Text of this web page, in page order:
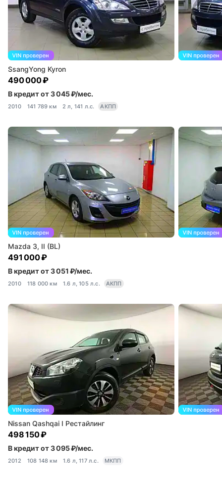
SsangYong Kyron
490 000 ₽
В кредит от 3 045 ₽/мес.
2010 141 789 км 2 л, 141 л.с. АКПП
Mazda 3, II (BL)
491 000 ₽
В кредит от 3 051 ₽/мес.
2010 118 000 км 1.6 л, 105 л.с. АКПП
Nissan Qashqai I Рестайлинг
498 150 ₽
В кредит от 3 095 ₽/мес.
2012 108 148 км 1.6 л, 117 л.с. МКПП